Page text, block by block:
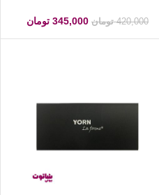
420,000 تومان 345,000 تومان